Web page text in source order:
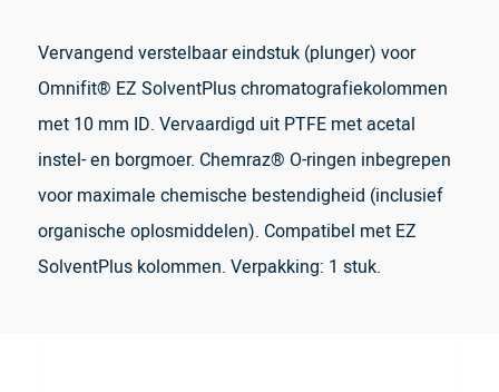
Vervangend verstelbaar eindstuk (plunger) voor
Omnifit® EZ SolventPlus chromatografiekolommen
met 10 mm ID. Vervaardigd uit PTFE met acetal
instel- en borgmoer. Chemraz® O-ringen inbegrepen
voor maximale chemische bestendigheid (inclusief
organische oplosmiddelen). Compatibel met EZ
SolventPlus kolommen. Verpakking: 1 stuk.